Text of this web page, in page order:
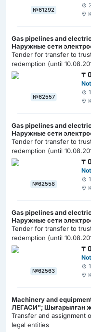
№61292
Gas pipelines and
Наружные сети
988 м
Tender for transfer to
redemption (until
№62557
₸
Gas pipelines and
Наружные сети
протяженностью 51,5 м
Tender for transfer to
redemption (until
№62558
₸
Gas pipelines and
Наружные сети
центр",
Tender for transfer to
redemption (until
№62563
₸
Machinery and
ЛЕГАСИ"; Шығарылған
Transfer and assignment
legal entities